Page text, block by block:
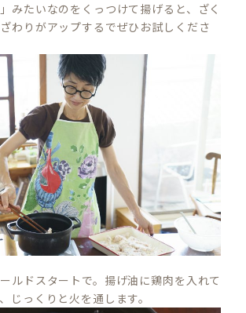
みたいなのをくっつけて揚げると、ざく
わりがアップするでぜひお試しくださ
ルドスタートで。揚げ油に鶏肉を入れて
じっくりと火を通します。